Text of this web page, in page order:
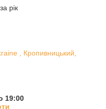
рік
, Кропивницький,
19:00